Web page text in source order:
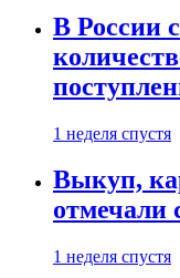
В России
1 неделя спустя
Выкуп,
отмечали
1 неделя спустя